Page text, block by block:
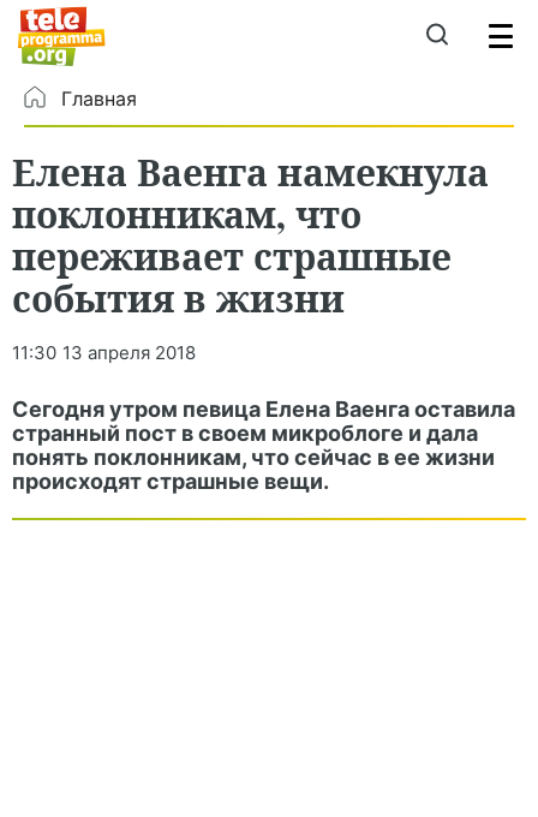
Главная
Елена Ваенга намекнула
поклонникам, что
переживает страшные
события в жизни
11:30 13 апреля 2018
Сегодня утром певица Елена Ваенга оставила
странный пост в своем микроблоге и дала
понять поклонникам, что сейчас в ее жизни
происходят страшные вещи.